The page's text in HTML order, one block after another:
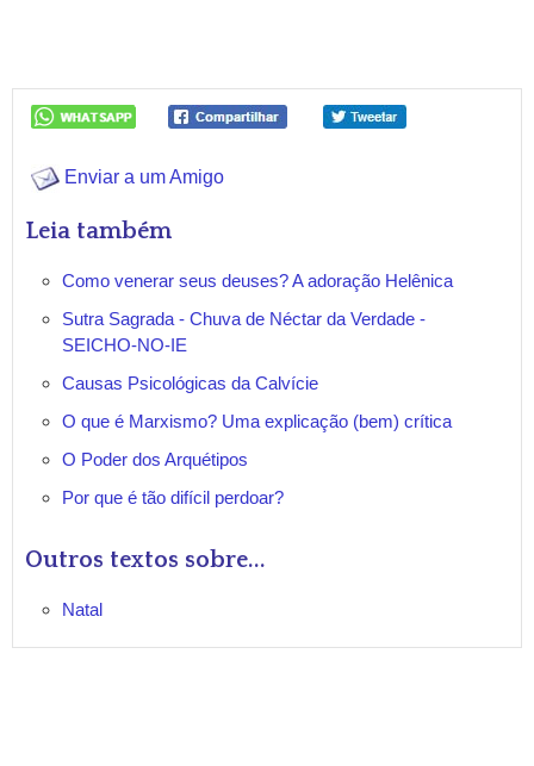
Enviar a um Amigo
Leia também
Como venerar seus deuses? A adoração Helênica
Sutra Sagrada - Chuva de Néctar da Verdade -
SEICHO-NO-IE
Causas Psicológicas da Calvície
O que é Marxismo? Uma explicação (bem) crítica
O Poder dos Arquétipos
Por que é tão difícil perdoar?
Outros textos sobre...
Natal